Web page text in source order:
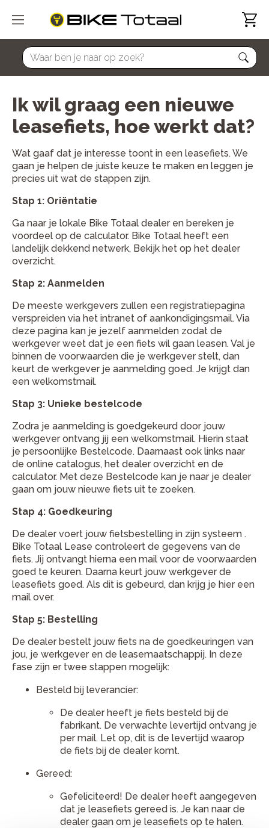
home
Ik wil graag een nieuwe
leasefiets, hoe werkt dat?
Wat gaaf dat je interesse toont in een leasefiets. We
gaan je helpen de juiste keuze te maken en leggen je
precies uit wat de stappen zijn.
Stap 1: Oriëntatie
Ga naar je lokale Bike Totaal dealer en bereken je
voordeel op de calculator. Bike Totaal heeft een
landelijk dekkend netwerk, Bekijk het op het dealer
overzicht.
Stap 2: Aanmelden
De meeste werkgevers zullen een registratiepagina
verspreiden via het intranet of aankondigingsmail. Via
deze pagina kan je jezelf aanmelden zodat de
werkgever weet dat je een fiets wil gaan leasen. Val je
binnen de voorwaarden die je werkgever stelt, dan
keurt de werkgever je aanmelding goed. Je krijgt dan
een welkomstmail.
Stap 3: Unieke bestelcode
Zodra je aanmelding is goedgekeurd door jouw
werkgever ontvang jij een welkomstmail. Hierin staat
je persoonlijke Bestelcode. Daarnaast ook links naar
de online catalogus, het dealer overzicht en de
calculator. Met deze Bestelcode kan je naar je dealer
gaan om jouw nieuwe fiets uit te zoeken.
Stap 4: Goedkeuring
De dealer voert jouw fietsbestelling in zijn systeem .
Bike Totaal Lease controleert de gegevens van de
fiets. Jij ontvangt hierna een mail voor de voorwaarden
goed te keuren. Daarna keurt jouw werkgever de
leasefiets goed. Als dit is gebeurd, dan krijg je hier een
mail over.
Stap 5: Bestelling
De dealer bestelt jouw fiets na de goedkeuringen van
jou, je werkgever en de leasemaatschappij. In deze
fase zijn er twee stappen mogelijk:
Besteld bij leverancier:
De dealer heeft je fiets besteld bij de
fabrikant. De verwachte levertijd ontvang je
per mail. Let op, dit is de levertijd waarop
de fiets bij de dealer komt.
Gereed:
Gefeliciteerd! De dealer heeft aangegeven
dat je leasefiets gereed is. Je kan naar de
dealer gaan om je leasefiets op te halen.